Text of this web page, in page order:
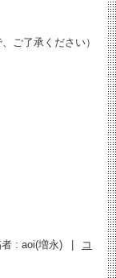
ご了承ください）
: aoi(増永)
コ